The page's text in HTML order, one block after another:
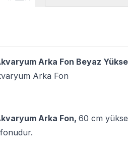
Arka Fon Beyaz
Arka Fon
Arka Fon, 60 cm